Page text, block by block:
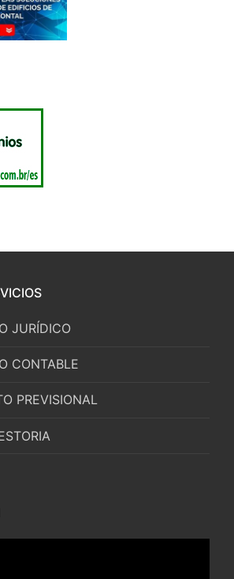
JURÍDICO
CONTABLE
PREVISIONAL